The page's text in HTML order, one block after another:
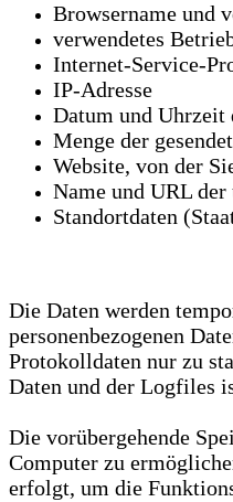
Browsername und
verwendetes
Internet-Service-
IP-Adresse
Datum und Uhrzeit
Menge der
Website, von der
Name und URL
Standortdaten
Die Daten werden
personenbezogenen
Protokolldaten nur zu
Daten und der Logfiles
Die vorübergehende
Computer zu
erfolgt, um die